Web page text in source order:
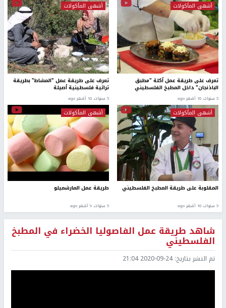
أشهى المأكولات
تعرف على طريقة عمل أكلة "مطبق
الباذنجان" داخل المطبخ الفلسطيني
5 سنوات، 10 أشهر ago
أشهى المأكولات
تعرف على طريقة عمل "المشاط" بطريقة
تراثية فلسطينية أصيلة
5 سنوات، 10 أشهر ago
أشهى المأكولات
المقلوبة على طريقة المطبخ الفلسطيني
5 سنوات، 10 أشهر ago
أشهى المأكولات
طريقة عمل المارشميلو
5 سنوات، 9 أشهر ago
شاهد طريقة عمل الفاصوليا الخضراء في المطبخ
الفلسطيني
تم النشر بتاريخ:2020-09-24 21:04